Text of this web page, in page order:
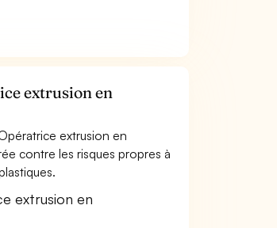
extrusion en
extrusion en
contre les risques propres à
extrusion en